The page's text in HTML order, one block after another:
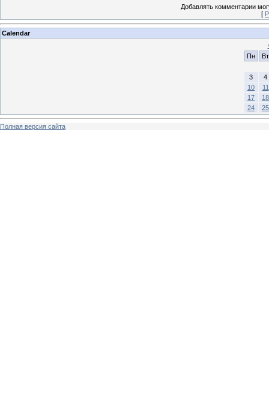
Добавлять комментарии
[
Calendar
Пн
Вт
3
4
10
11
17
18
24
25
Полная версия сайта